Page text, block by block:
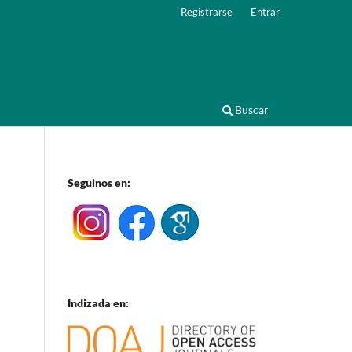
Buscar
Registrarse Entrar
Seguinos en:
Indizada en: